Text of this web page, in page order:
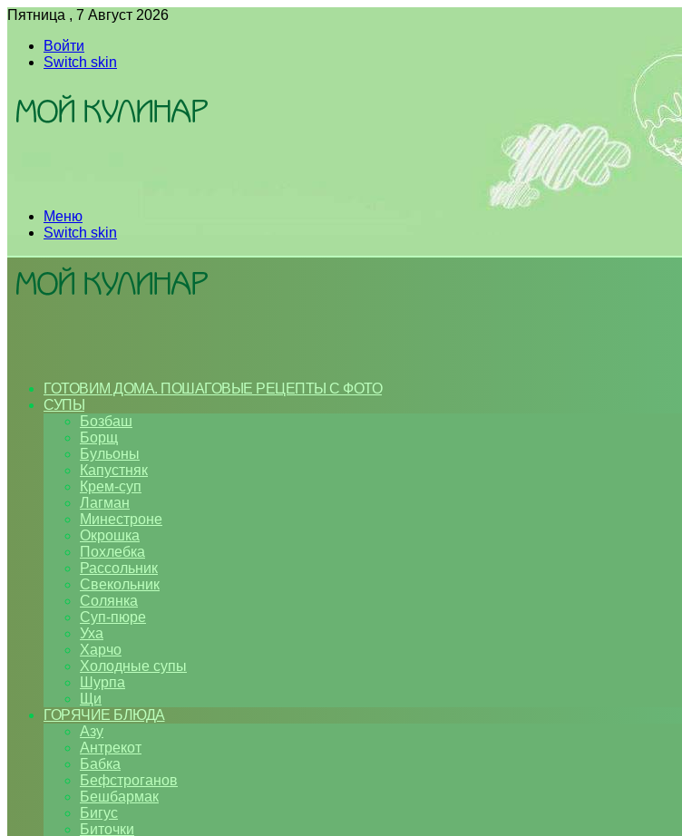
Пятница , 7 Август 2026
Войти
Switch skin
Меню
Switch skin
ГОТОВИМ ДОМА. ПОШАГОВЫЕ РЕЦЕПТЫ С ФОТО
СУПЫ
Бозбаш
Борщ
Бульоны
Капустняк
Крем-суп
Лагман
Минестроне
Окрошка
Похлебка
Рассольник
Свекольник
Солянка
Суп-пюре
Уха
Харчо
Холодные супы
Шурпа
Щи
ГОРЯЧИЕ БЛЮДА
Азу
Антрекот
Бабка
Бефстроганов
Бешбармак
Бигус
Биточки